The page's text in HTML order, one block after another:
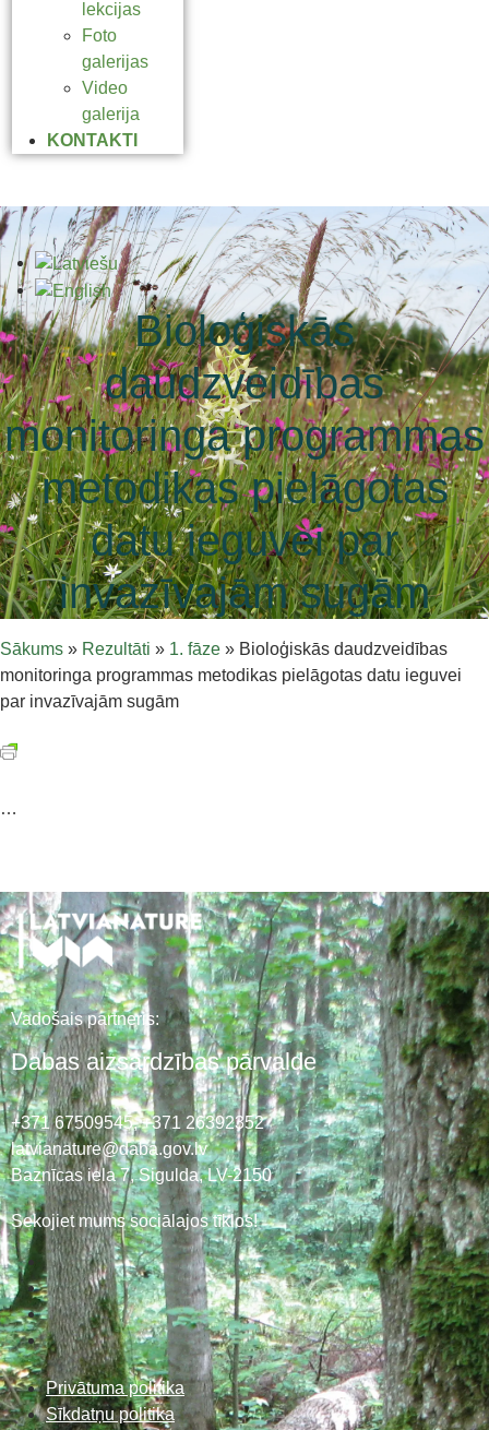
lekcijas
Foto
galerijas
Video
galerija
KONTAKTI
Bioloģiskās
daudzveidības
monitoringa programmas
metodikas pielāgotas
datu ieguvei par
invazīvajām sugām
Sākums » Rezultāti » 1. fāze » Bioloģiskās daudzveidības
monitoringa programmas metodikas pielāgotas datu ieguvei
par invazīvajām sugām
…
Vadošais partneris:
Dabas aizsardzības pārvalde
+371 67509545,+371 26392352
latvianature@daba.gov.lv
Baznīcas iela 7, Sigulda, LV-2150
Sekojiet mums sociālajos tīklos!
Privātuma politika
Sīkdatņu politika